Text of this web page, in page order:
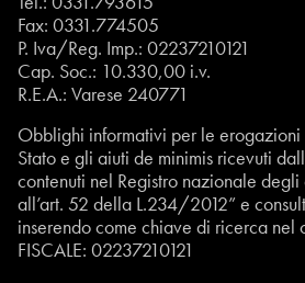
Fax: 0331.774505
P. Iva/Reg. Imp.: 02237210121
Cap. Soc.: 10.330,00 i.v.
R.E.A.: Varese 240771
Obblighi informativi per le
Stato e gli aiuti de minimis ricevuti
contenuti nel Registro nazionale
all’art. 52 della L.234/2012” e
inserendo come chiave di ricerca nel
FISCALE: 02237210121